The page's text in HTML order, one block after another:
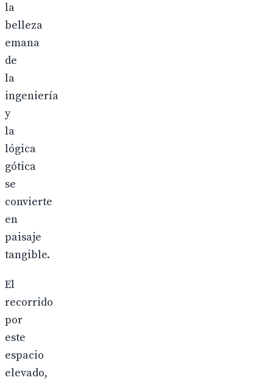
la
belleza
emana
de
la
ingeniería
y
la
lógica
gótica
se
convierte
en
paisaje
tangible.
El
recorrido
por
este
espacio
elevado,